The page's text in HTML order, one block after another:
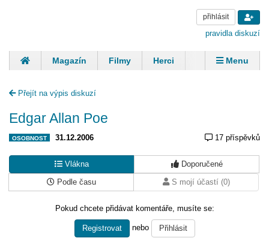
přihlásit
pravidla diskuzí
Magazín Filmy Herci
Zpěváci
Panovníci
Finančníci
Menu
Přejít na výpis diskuzí
Edgar Allan Poe
OSOBNOST 31.12.2006 17 příspěvků
Vlákna
Doporučené
Podle času
S mojí účastí (0)
Pokud chcete přidávat komentáře, musíte se:
Registrovat nebo Přihlásit